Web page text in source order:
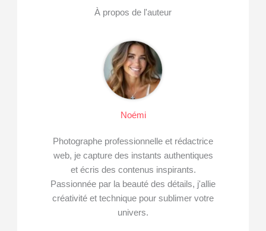
À propos de l'auteur
Noémi
Photographe professionnelle et rédactrice
web, je capture des instants authentiques
et écris des contenus inspirants.
Passionnée par la beauté des détails, j'allie
créativité et technique pour sublimer votre
univers.